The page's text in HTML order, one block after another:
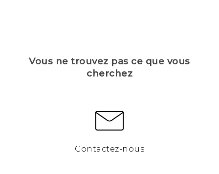
Vous ne trouvez pas ce que vous
cherchez
Contactez-nous